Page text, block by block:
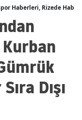
Haberleri, Rizede
Dışı